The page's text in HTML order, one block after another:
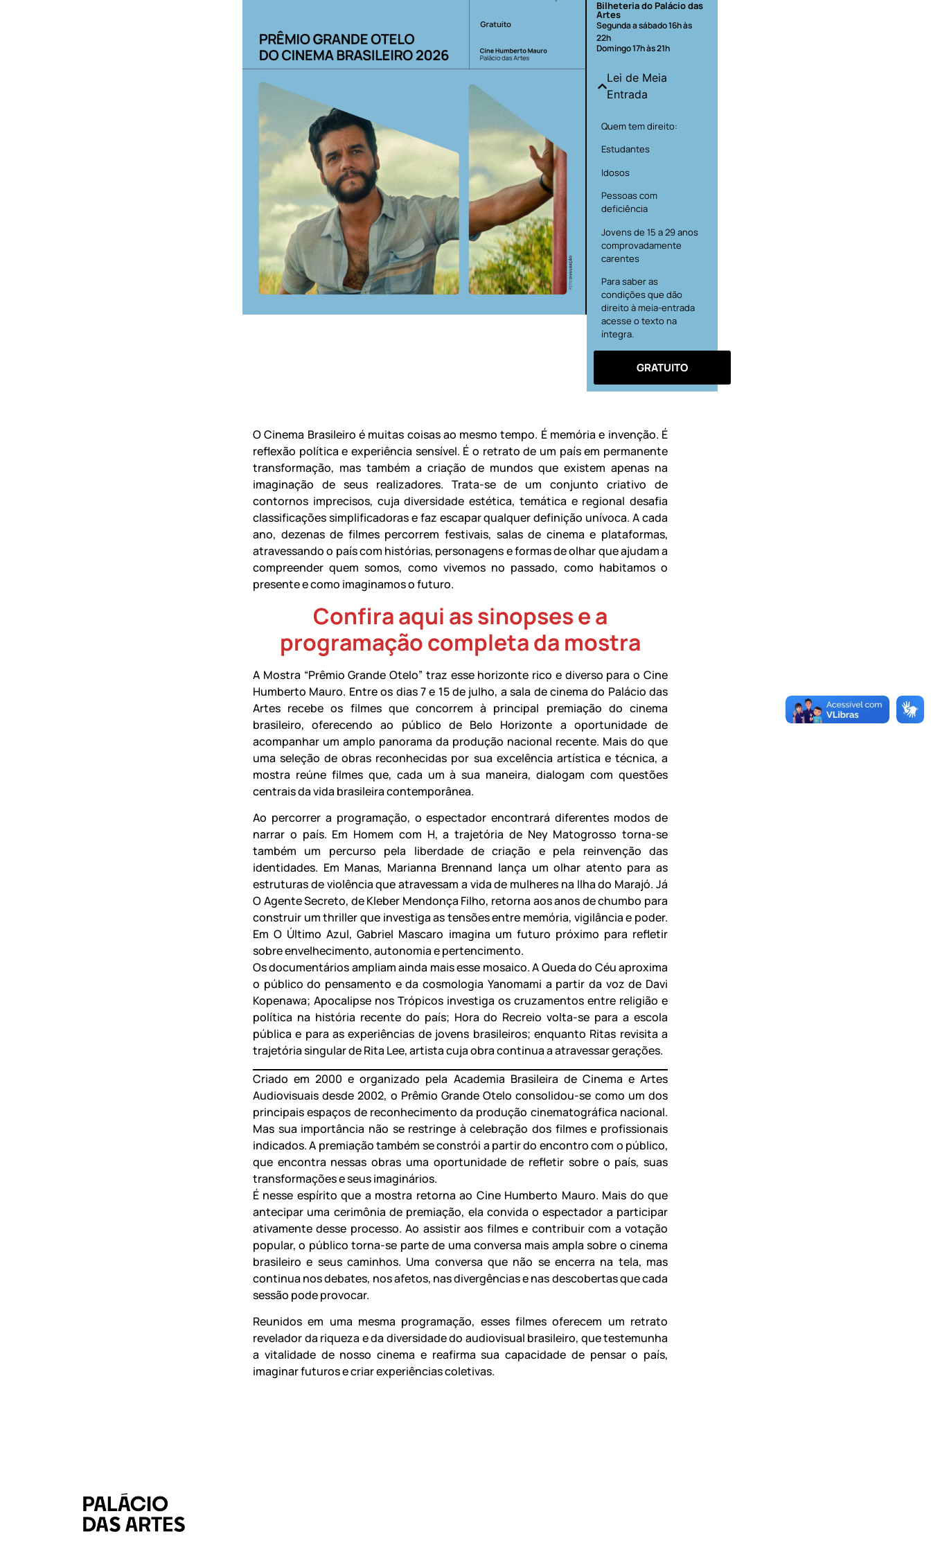
Bilheteria do Palácio das
Artes
Segunda a sábado 16h às
22h
Domingo 17h às 21h
Lei de Meia
Entrada
Quem tem direito:
Estudantes
Idosos
Pessoas com
deficiência
Jovens de 15 a 29 anos
comprovadamente
carentes
Para saber as
condições que dão
direito à meia-entrada
acesse o texto na
íntegra.
GRATUITO
O Cinema Brasileiro é muitas coisas ao mesmo tempo. É memória e invenção. É
reflexão política e experiência sensível. É o retrato de um país em permanente
transformação, mas também a criação de mundos que existem apenas na
imaginação de seus realizadores. Trata-se de um conjunto criativo de
contornos imprecisos, cuja diversidade estética, temática e regional desafia
classificações simplificadoras e faz escapar qualquer definição unívoca. A cada
ano, dezenas de filmes percorrem festivais, salas de cinema e plataformas,
atravessando o país com histórias, personagens e formas de olhar que ajudam a
compreender quem somos, como vivemos no passado, como habitamos o
presente e como imaginamos o futuro.
Confira aqui as sinopses e a
programação completa da mostra
A Mostra “Prêmio Grande Otelo” traz esse horizonte rico e diverso para o Cine
Humberto Mauro. Entre os dias 7 e 15 de julho, a sala de cinema do Palácio das
Artes recebe os filmes que concorrem à principal premiação do cinema
brasileiro, oferecendo ao público de Belo Horizonte a oportunidade de
acompanhar um amplo panorama da produção nacional recente. Mais do que
uma seleção de obras reconhecidas por sua excelência artística e técnica, a
mostra reúne filmes que, cada um à sua maneira, dialogam com questões
centrais da vida brasileira contemporânea.
Ao percorrer a programação, o espectador encontrará diferentes modos de
narrar o país. Em Homem com H, a trajetória de Ney Matogrosso torna-se
também um percurso pela liberdade de criação e pela reinvenção das
identidades. Em Manas, Marianna Brennand lança um olhar atento para as
estruturas de violência que atravessam a vida de mulheres na Ilha do Marajó. Já
O Agente Secreto, de Kleber Mendonça Filho, retorna aos anos de chumbo para
construir um thriller que investiga as tensões entre memória, vigilância e poder.
Em O Último Azul, Gabriel Mascaro imagina um futuro próximo para refletir
sobre envelhecimento, autonomia e pertencimento.
Os documentários ampliam ainda mais esse mosaico. A Queda do Céu aproxima
o público do pensamento e da cosmologia Yanomami a partir da voz de Davi
Kopenawa; Apocalipse nos Trópicos investiga os cruzamentos entre religião e
política na história recente do país; Hora do Recreio volta-se para a escola
pública e para as experiências de jovens brasileiros; enquanto Ritas revisita a
trajetória singular de Rita Lee, artista cuja obra continua a atravessar gerações.
Criado em 2000 e organizado pela Academia Brasileira de Cinema e Artes
Audiovisuais desde 2002, o Prêmio Grande Otelo consolidou-se como um dos
principais espaços de reconhecimento da produção cinematográfica nacional.
Mas sua importância não se restringe à celebração dos filmes e profissionais
indicados. A premiação também se constrói a partir do encontro com o público,
que encontra nessas obras uma oportunidade de refletir sobre o país, suas
transformações e seus imaginários.
É nesse espírito que a mostra retorna ao Cine Humberto Mauro. Mais do que
antecipar uma cerimônia de premiação, ela convida o espectador a participar
ativamente desse processo. Ao assistir aos filmes e contribuir com a votação
popular, o público torna-se parte de uma conversa mais ampla sobre o cinema
brasileiro e seus caminhos. Uma conversa que não se encerra na tela, mas
continua nos debates, nos afetos, nas divergências e nas descobertas que cada
sessão pode provocar.
Reunidos em uma mesma programação, esses filmes oferecem um retrato
revelador da riqueza e da diversidade do audiovisual brasileiro, que testemunha
a vitalidade de nosso cinema e reafirma sua capacidade de pensar o país,
imaginar futuros e criar experiências coletivas.